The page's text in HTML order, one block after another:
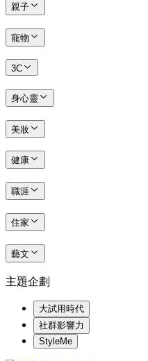
親子
寵物
3C
身心靈
美妝
健康
職涯
住家
藝文
主題企劃
大試用時代
社群影響力
StyleMe